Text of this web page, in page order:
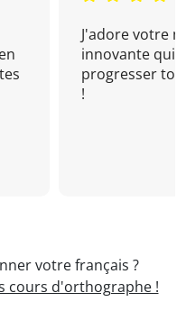
J'adore votre
innovante qui
progresser
!
votre français ?
cours d'orthographe !